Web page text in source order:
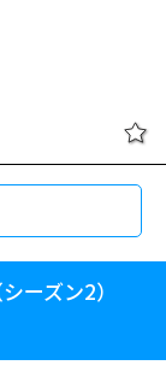
ーズン2）